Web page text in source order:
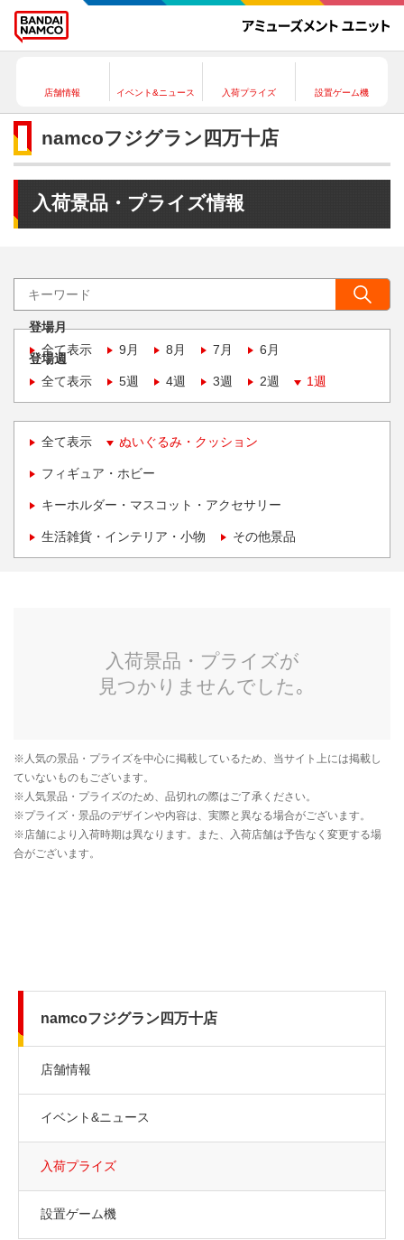
店舗情報 イベント&ニュース 入荷プライズ 設置ゲーム機
namcoフジグラン四万十店
入荷景品・プライズ情報
登場月
全て表示
9月 8月 7月 6月
登場週
全て表示
5週 4週 3週 2週 1週
全て表示 ぬいぐるみ・クッション
フィギュア・ホビー
キーホルダー・マスコット・アクセサリー
生活雑貨・インテリア・小物 その他景品
namcoフジグラン四万十店
店舗情報
イベント&ニュース
入荷プライズ
設置ゲーム機